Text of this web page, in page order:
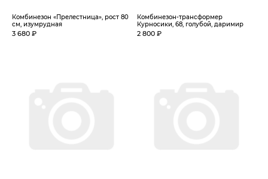
Комбинезон «Прелестница», рост 80
см, изумрудная
3 680 ₽
Комбинезон-трансформер
Курносики, 68, голубой, даримир
2 800 ₽